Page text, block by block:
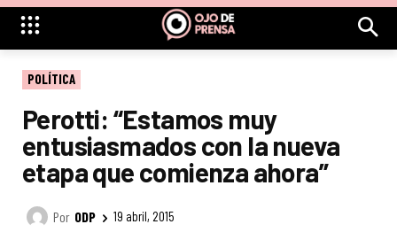
POLÍTICA
Perotti: “Estamos muy
entusiasmados con la nueva
etapa que comienza ahora”
Por ODP 19 abril, 2015